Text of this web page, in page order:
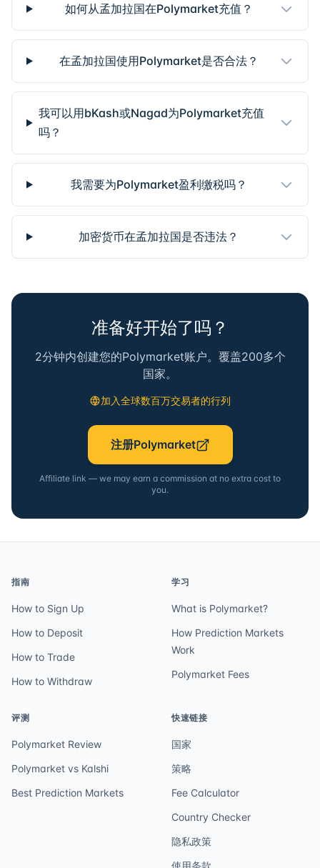
如何从孟加拉国在Polymarket充值？
在孟加拉国使用Polymarket是否合法？
我可以用bKash或Nagad为Polymarket充值
吗？
我需要为Polymarket盈利缴税吗？
加密货币在孟加拉国是否违法？
准备好开始了吗？
2分钟内创建您的Polymarket账户。覆盖200多个
国家。
加入全球数百万交易者的行列
注册Polymarket
Affiliate link — we may earn a commission at no extra cost to
you.
指南
How to Sign Up
How to Deposit
How to Trade
How to Withdraw
学习
What is Polymarket?
How Prediction Markets
Work
Polymarket Fees
评测
Polymarket Review
Polymarket vs Kalshi
Best Prediction Markets
快速链接
国家
策略
Fee Calculator
Country Checker
隐私政策
使用条款